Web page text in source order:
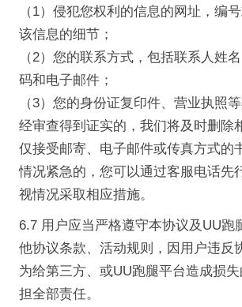
（1）侵犯您权利的信息的网址，编
该信息的细节；
（2）您的联系方式，包括联系人姓
码和电子邮件；
（3）您的身份证复印件、营业执照
经审查得到证实的，我们将及时删除
仅接受邮寄、电子邮件或传真方式的
情况紧急的，您可以通过客服电话先
视情况采取相应措施。
6.7 用户应当严格遵守本协议及UU跑
他协议条款、活动规则，因用户违反
为给第三方、或UU跑腿平台造成损
担全部责任。